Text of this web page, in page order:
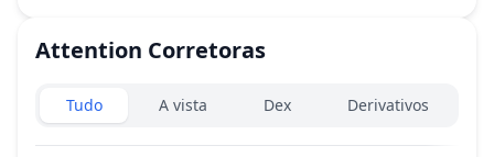
Attention Corretoras
Exchanges type
Tudo A vista Dex Derivativos